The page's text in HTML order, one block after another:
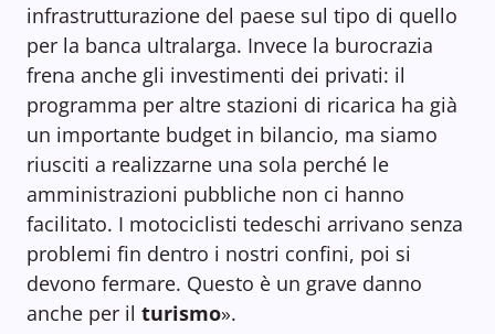
infrastrutturazione del paese sul tipo di quello
per la banca ultralarga. Invece la burocrazia
frena anche gli investimenti dei privati: il
programma per altre stazioni di ricarica ha già
un importante budget in bilancio, ma siamo
riusciti a realizzarne una sola perché le
amministrazioni pubbliche non ci hanno
facilitato. I motociclisti tedeschi arrivano senza
problemi fin dentro i nostri confini, poi si
devono fermare. Questo è un grave danno
anche per il turismo».